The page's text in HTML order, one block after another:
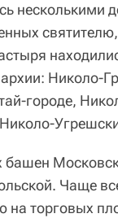
несколькими
Николо-
городе,
башен
Чаще
на торговых